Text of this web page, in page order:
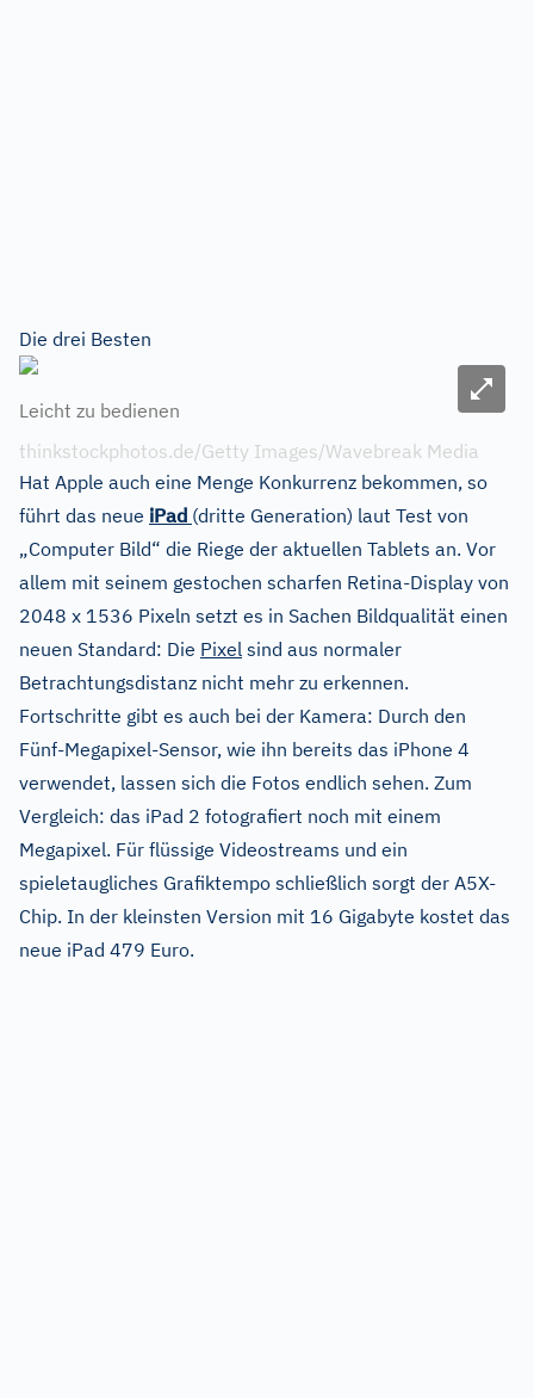
Die drei Besten
Bild
Leicht zu bedienen
thinkstockphotos.de/Getty Images/Wavebreak Media
Hat Apple auch eine Menge Konkurrenz bekommen, so
führt das neue iPad (dritte Generation) laut Test von
„Computer Bild“ die Riege der aktuellen Tablets an. Vor
allem mit seinem gestochen scharfen Retina-Display von
2048 x 1536 Pixeln setzt es in Sachen Bildqualität einen
neuen Standard: Die Pixel sind aus normaler
Betrachtungsdistanz nicht mehr zu erkennen.
Fortschritte gibt es auch bei der Kamera: Durch den
Fünf-Megapixel-Sensor, wie ihn bereits das iPhone 4
verwendet, lassen sich die Fotos endlich sehen. Zum
Vergleich: das iPad 2 fotografiert noch mit einem
Megapixel. Für flüssige Videostreams und ein
spieletaugliches Grafiktempo schließlich sorgt der A5X-
Chip. In der kleinsten Version mit 16 Gigabyte kostet das
neue iPad 479 Euro.